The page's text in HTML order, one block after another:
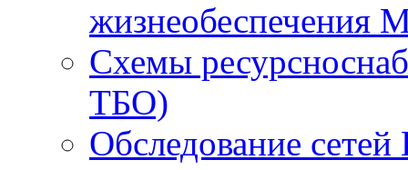
жизнеобеспечения
Схемы
ТБО)
Обследование